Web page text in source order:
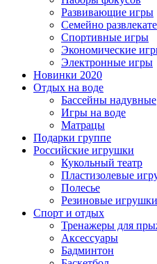
Развивающие игры
Семейно
Спортивные игры
Экономические
Электронные игры
Новинки 2020
Отдых на воде
Бассейны надувные
Игры на воде
Матрацы
Подарки группе
Российские игрушки
Кукольный театр
Пластизолевые
Полесье
Резиновые игрушки
Спорт и отдых
Тренажеры для
Аксессуары
Бадминтон